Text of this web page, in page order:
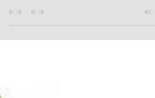
Une photo... pas au hasard !
Merci à Greg-W photographe pour cette belle